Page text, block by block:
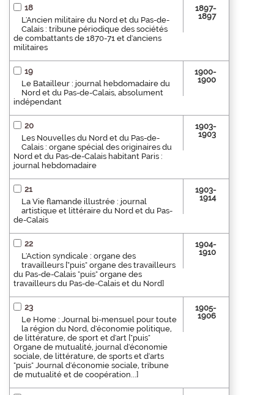
18
L'Ancien militaire du Nord et du Pas-de-
Calais : tribune périodique des sociétés
de combattants de 1870-71 et d'anciens
militaires
1897-
1897
19
Le Batailleur : journal hebdomadaire du
Nord et du Pas-de-Calais, absolument
indépendant
1900-
1900
20
Les Nouvelles du Nord et du Pas-de-
Calais : organe spécial des originaires du
Nord et du Pas-de-Calais habitant Paris :
journal hebdomadaire
1903-
1903
21
La Vie flamande illustrée : journal
artistique et littéraire du Nord et du Pas-
de-Calais
1903-
1914
22
L'Action syndicale : organe des
travailleurs ["puis" organe des travailleurs
du Pas-de-Calais "puis" organe des
travailleurs du Pas-de-Calais et du Nord]
1904-
1910
23
Le Home : Journal bi-mensuel pour toute
la région du Nord, d'économie politique,
de littérature, de sport et d'art ["puis"
Organe de mutualité, journal d'économie
sociale, de littérature, de sports et d'arts
"puis" Journal d'économie sociale, tribune
de mutualité et de coopération...]
1905-
1906